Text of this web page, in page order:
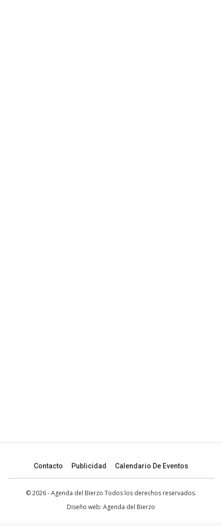
Contacto Publicidad Calendario De Eventos
© 2026 - Agenda del Bierzo Todos los derechos reservados.
Diseño web: Agenda del Bierzo